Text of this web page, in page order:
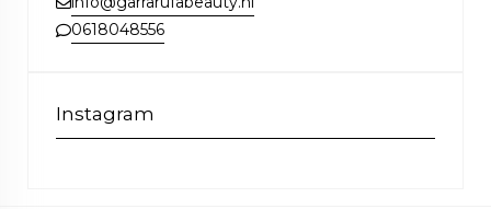
0618048556
Instagram